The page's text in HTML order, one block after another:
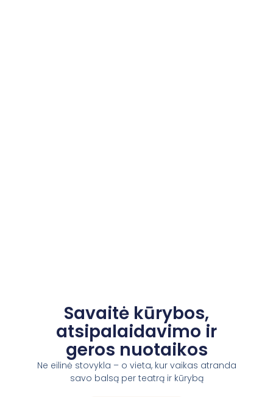
Savaitė kūrybos,
atsipalaidavimo ir
geros nuotaikos
Ne eilinė stovykla – o vieta, kur vaikas atranda
savo balsą per teatrą ir kūrybą